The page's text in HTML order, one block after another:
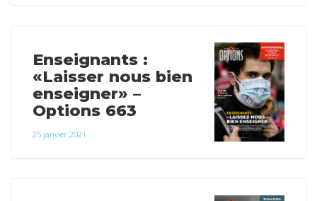
Enseignants :
«Laisser nous bien
enseigner» –
Options 663
25 janvier 2021